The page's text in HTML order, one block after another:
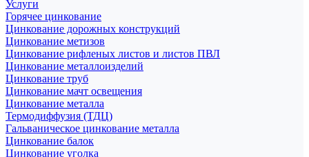
Услуги
Горячее цинкование
Цинкование дорожных конструкций
Цинкование метизов
Цинкование рифленых листов и листов ПВЛ
Цинкование металлоизделий
Цинкование труб
Цинкование мачт освещения
Цинкование металла
Термодиффузия (ТДЦ)
Гальваническое цинкование металла
Цинкование балок
Цинкование уголка